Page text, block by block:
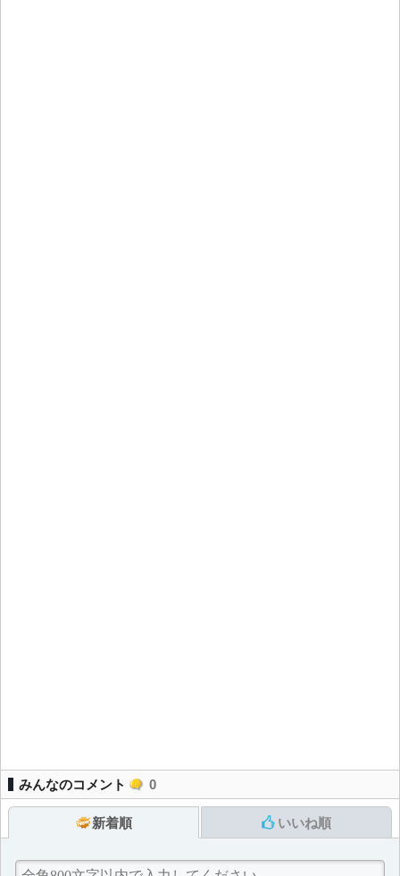
みんなのコメント 0
新着順 いいね順